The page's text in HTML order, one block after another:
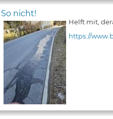
So nicht!
Helft mit,
https://